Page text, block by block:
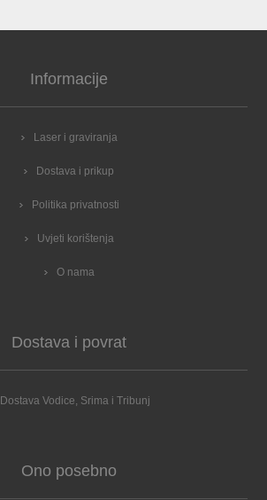
Informacije
Laser i graviranja
Dostava i prikup
Politika privatnosti
Uvjeti korištenja
O nama
Dostava i povrat
Dostava Vodice, Srima i Tribunj
Ono posebno